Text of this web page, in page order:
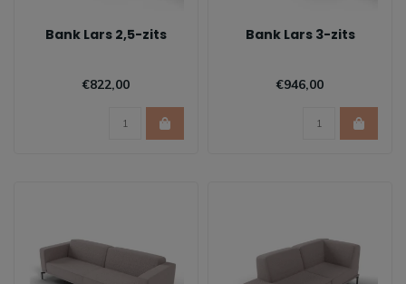
Bank Lars 2,5-zits
€822,00
Bank Lars 3-zits
€946,00